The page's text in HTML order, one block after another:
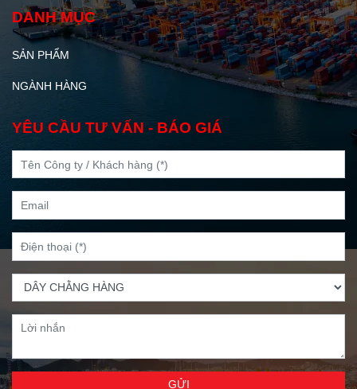
DANH MỤC
SẢN PHẨM
NGÀNH HÀNG
YÊU CẦU TƯ VẤN - BÁO GIÁ
GỬI